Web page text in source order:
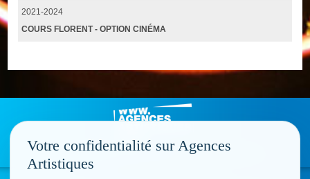
2021-2024
COURS FLORENT - OPTION CINÉMA
Votre confidentialité sur Agences
Artistiques